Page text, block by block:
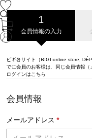
会員情報の入力
ビギ各サイト（BIGI online store,
でに会員のお客様は、同じ会員情報（
ログインはこちら
会員情報
メールアドレス *